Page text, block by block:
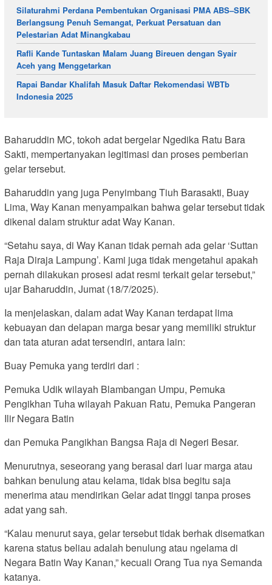
Silaturahmi Perdana Pembentukan Organisasi PMA ABS–SBK
Berlangsung Penuh Semangat, Perkuat Persatuan dan
Pelestarian Adat Minangkabau
Rafli Kande Tuntaskan Malam Juang Bireuen dengan Syair
Aceh yang Menggetarkan
Rapai Bandar Khalifah Masuk Daftar Rekomendasi WBTb
Indonesia 2025
Baharuddin MC, tokoh adat bergelar Ngedika Ratu Bara
Sakti, mempertanyakan legitimasi dan proses pemberian
gelar tersebut.
Baharuddin yang juga Penyimbang Tiuh Barasakti, Buay
Lima, Way Kanan menyampaikan bahwa gelar tersebut tidak
dikenal dalam struktur adat Way Kanan.
“Setahu saya, di Way Kanan tidak pernah ada gelar ‘Suttan
Raja Diraja Lampung’. Kami juga tidak mengetahui apakah
pernah dilakukan prosesi adat resmi terkait gelar tersebut,”
ujar Baharuddin, Jumat (18/7/2025).
Ia menjelaskan, dalam adat Way Kanan terdapat lima
kebuayan dan delapan marga besar yang memiliki struktur
dan tata aturan adat tersendiri, antara lain:
Buay Pemuka yang terdiri dari :
Pemuka Udik wilayah Blambangan Umpu, Pemuka
Pengikhan Tuha wilayah Pakuan Ratu, Pemuka Pangeran
Ilir Negara Batin
dan Pemuka Pangikhan Bangsa Raja di Negeri Besar.
Menurutnya, seseorang yang berasal dari luar marga atau
bahkan benulung atau kelama, tidak bisa begitu saja
menerima atau mendirikan Gelar adat tinggi tanpa proses
adat yang sah.
“Kalau menurut saya, gelar tersebut tidak berhak disematkan
karena status beliau adalah benulung atau ngelama di
Negara Batin Way Kanan,” kecuali Orang Tua nya Semanda
katanya.